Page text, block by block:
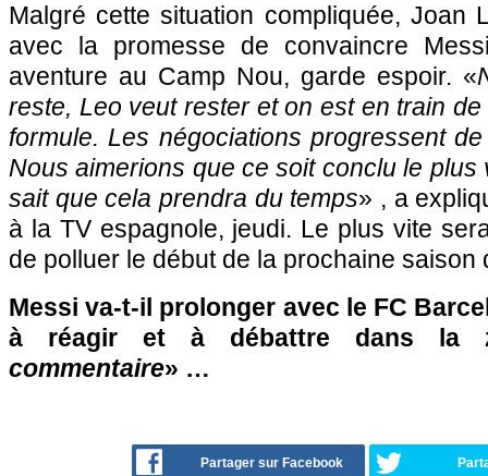
Malgré cette situation compliquée, Joan
avec la promesse de convaincre
aventure au Camp Nou, garde espoir. «
reste, Leo veut rester et on est en train
formule. Les négociations progressent
Nous aimerions que ce soit conclu le plus
sait que cela prendra du temps» , a
à la TV espagnole, jeudi. Le plus vite
de polluer le début de la prochaine saison
Messi va-t-il prolonger avec le FC
à réagir et à débattre dans la
commentaire» …
Partager sur Facebook